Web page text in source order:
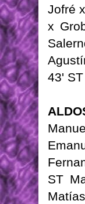
Jofré
x
43'
ST